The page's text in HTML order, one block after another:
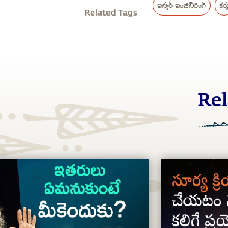
Related Tags
ఇన్నర్ ఇంజినీరింగ్ కర్మ